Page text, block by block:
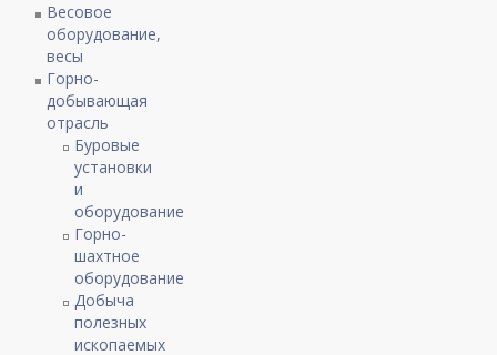
Весовое
оборудование,
весы
Горно-
добывающая
отрасль
Буровые
установки
и
оборудование
Горно-
шахтное
оборудование
Добыча
полезных
ископаемых